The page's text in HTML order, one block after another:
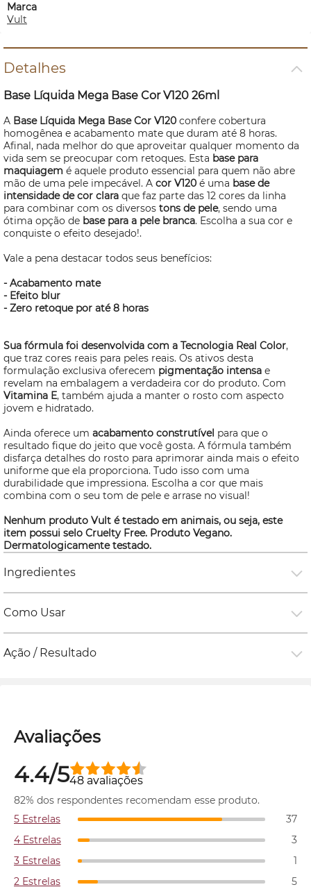
Marca
Vult
Detalhes
Base Líquida Mega Base Cor V120 26ml
A Base Líquida Mega Base Cor V120 confere cobertura
homogênea e acabamento mate que duram até 8 horas.
Afinal, nada melhor do que aproveitar qualquer momento da
vida sem se preocupar com retoques. Esta base para
maquiagem é aquele produto essencial para quem não abre
mão de uma pele impecável. A cor V120 é uma base de
intensidade de cor clara que faz parte das 12 cores da linha
para combinar com os diversos tons de pele, sendo uma
ótima opção de base para a pele branca. Escolha a sua cor e
conquiste o efeito desejado!.
Vale a pena destacar todos seus benefícios:
- Acabamento mate
- Efeito blur
- Zero retoque por até 8 horas
Sua fórmula foi desenvolvida com a Tecnologia Real Color,
que traz cores reais para peles reais. Os ativos desta
formulação exclusiva oferecem pigmentação intensa e
revelam na embalagem a verdadeira cor do produto. Com
Vitamina E, também ajuda a manter o rosto com aspecto
jovem e hidratado.
Ainda oferece um acabamento construtível para que o
resultado fique do jeito que você gosta. A fórmula também
disfarça detalhes do rosto para aprimorar ainda mais o efeito
uniforme que ela proporciona. Tudo isso com uma
durabilidade que impressiona. Escolha a cor que mais
combina com o seu tom de pele e arrase no visual!
Nenhum produto Vult é testado em animais, ou seja, este
item possui selo Cruelty Free. Produto Vegano.
Dermatologicamente testado.
Ingredientes
Como Usar
Ação / Resultado
Avaliações
4.4/548 avaliações
82% dos respondentes recomendam esse produto.
5 Estrelas
37
4 Estrelas
3
3 Estrelas
1
2 Estrelas
5